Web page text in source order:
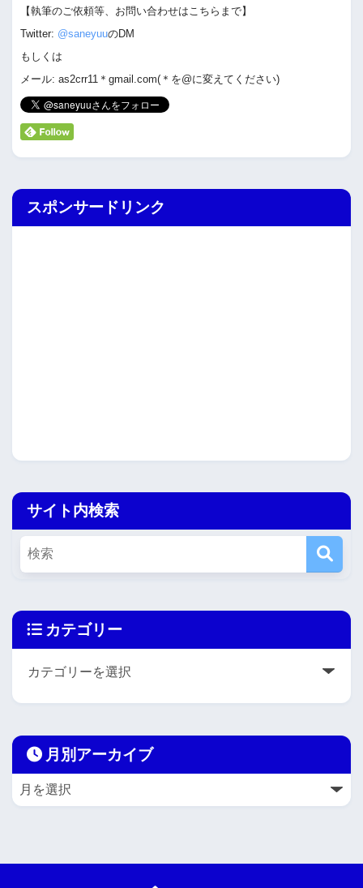
【執筆のご依頼等、お問い合わせはこちらまで】
Twitter: @saneyuuのDM
もしくは
メール: as2crr11＊gmail.com(＊を@に変えてください)
スポンサードリンク
サイト内検索
カテゴリー
月別アーカイブ